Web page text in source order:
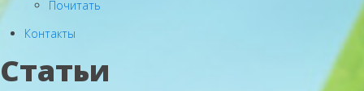
Почитать
Контакты
Статьи